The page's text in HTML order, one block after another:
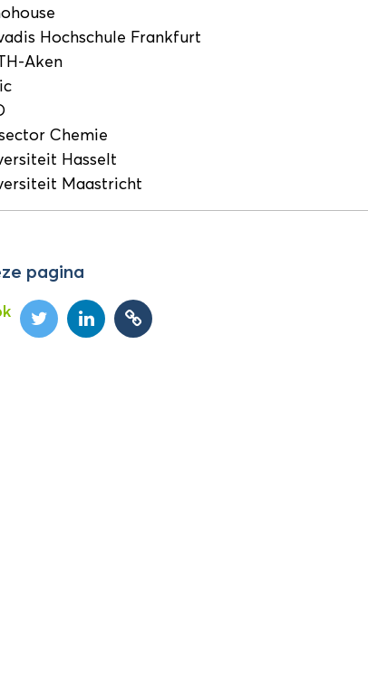
Hochschule Frankfurt
Aken
Chemie
Hasselt
Maastricht
pagina